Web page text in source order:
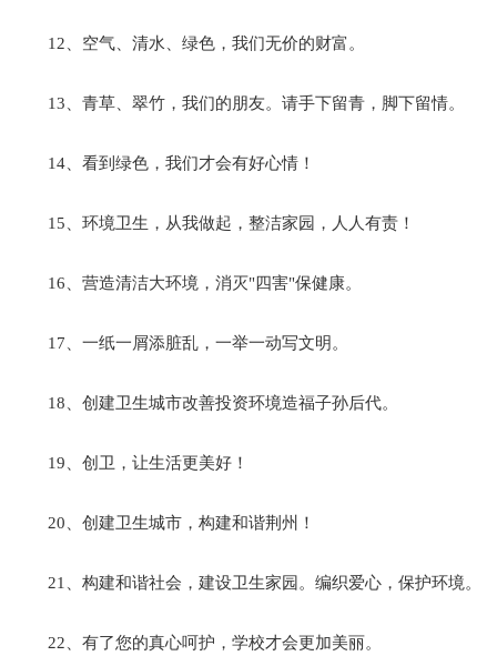
12、空气、清水、绿色，我们无价的财富。
13、青草、翠竹，我们的朋友。请手下留青，脚下留情。
14、看到绿色，我们才会有好心情！
15、环境卫生，从我做起，整洁家园，人人有责！
16、营造清洁大环境，消灭"四害"保健康。
17、一纸一屑添脏乱，一举一动写文明。
18、创建卫生城市改善投资环境造福子孙后代。
19、创卫，让生活更美好！
20、创建卫生城市，构建和谐荆州！
21、构建和谐社会，建设卫生家园。编织爱心，保护环境。
22、有了您的真心呵护，学校才会更加美丽。